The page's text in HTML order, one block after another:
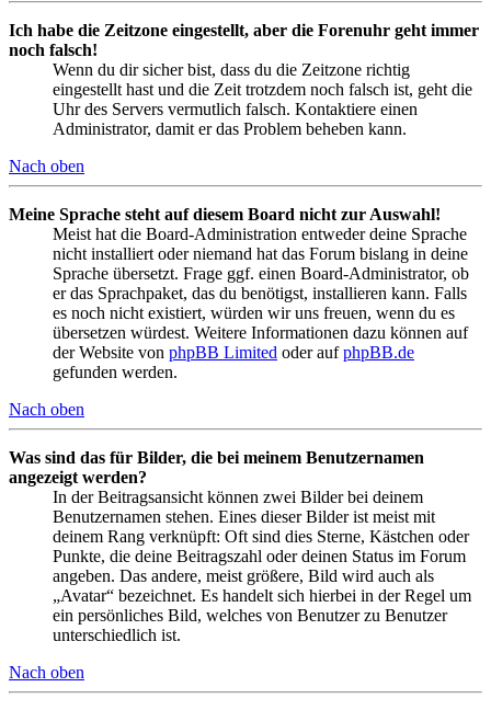
Ich habe die Zeitzone eingestellt, aber die Forenuhr geht immer
noch falsch!
Wenn du dir sicher bist, dass du die Zeitzone richtig
eingestellt hast und die Zeit trotzdem noch falsch ist, geht die
Uhr des Servers vermutlich falsch. Kontaktiere einen
Administrator, damit er das Problem beheben kann.
Nach oben
Meine Sprache steht auf diesem Board nicht zur Auswahl!
Meist hat die Board-Administration entweder deine Sprache
nicht installiert oder niemand hat das Forum bislang in deine
Sprache übersetzt. Frage ggf. einen Board-Administrator, ob
er das Sprachpaket, das du benötigst, installieren kann. Falls
es noch nicht existiert, würden wir uns freuen, wenn du es
übersetzen würdest. Weitere Informationen dazu können auf
der Website von phpBB Limited oder aufphpBB.de
gefunden werden.
Nach oben
Was sind das für Bilder, die bei meinem Benutzernamen
angezeigt werden?
In der Beitragsansicht können zwei Bilder bei deinem
Benutzernamen stehen. Eines dieser Bilder ist meist mit
deinem Rang verknüpft: Oft sind dies Sterne, Kästchen oder
Punkte, die deine Beitragszahl oder deinen Status im Forum
angeben. Das andere, meist größere, Bild wird auch als
„Avatar“ bezeichnet. Es handelt sich hierbei in der Regel um
ein persönliches Bild, welches von Benutzer zu Benutzer
unterschiedlich ist.
Nach oben